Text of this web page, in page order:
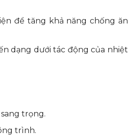
để tăng khả năng chống ăn
dạng dưới tác động của nhiệt
trọng.
trình.